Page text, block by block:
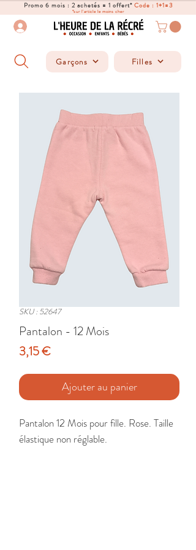
Promo 6 mois : 2 achetés = 1 offert*Code : 1+1=3
*sur l'article le moins cher
Garçons Filles
SKU : 52647
Pantalon - 12 Mois
3,15 €Prix
Ajouter au panier
Pantalon 12 Mois pour fille. Rose. Taille
élastique non réglable.